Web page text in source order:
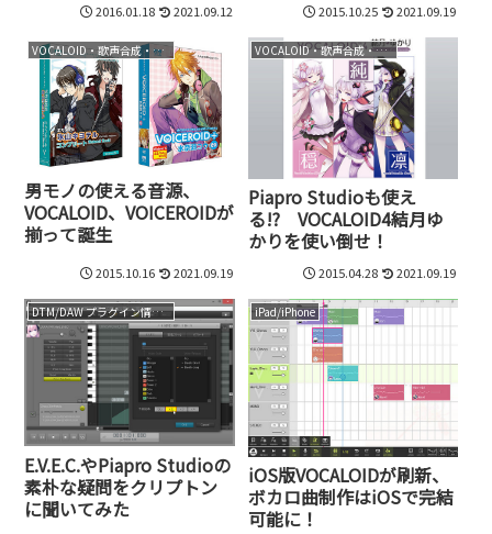
2016.01.18 2021.09.12 2015.10.25 2021.09.19
VOCALOID・歌声合成・音声合成
男モノの使える音源、
VOCALOID、VOICEROIDが
揃って誕生
2015.10.16 2021.09.19
VOCALOID・歌声合成・音声合成
Piapro Studioも使え
る!? VOCALOID4結月ゆ
かりを使い倒せ！
2015.04.28 2021.09.19
DTM/DAW プラグイン情報（VST AU AAX）
E.V.E.C.やPiapro Studioの
素朴な疑問をクリプトン
に聞いてみた
iPad/iPhone
iOS版VOCALOIDが刷新、
ボカロ曲制作はiOSで完結
可能に！